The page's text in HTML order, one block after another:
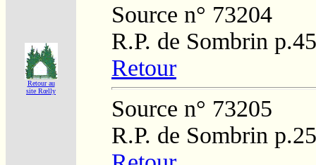
Retour au
site Rœlly
Source n° 73204
R.P. de Sombrin p.45
Retour
Source n° 73205
R.P. de Sombrin